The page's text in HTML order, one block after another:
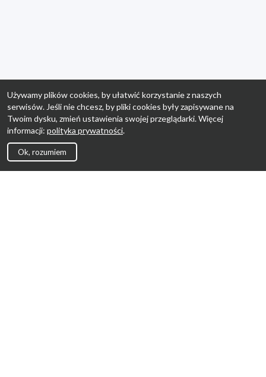
Używamy plików cookies, by ułatwić korzystanie z naszych
serwisów. Jeśli nie chcesz, by pliki cookies były zapisywane na
Twoim dysku, zmień ustawienia swojej przeglądarki. Więcej
informacji: polityka prywatności.
Ok, rozumiem